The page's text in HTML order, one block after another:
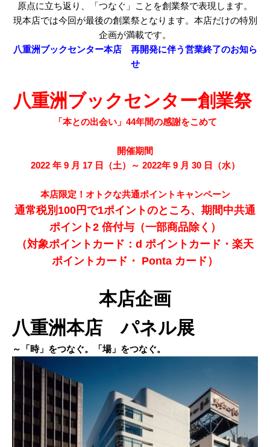
原点に立ち返り、「つなぐ」ことを創業祭で表現します。
現本店では今回が最後の創業祭となります。本店だけの特別
企画が満載です。
八重洲ブックセンター本店 再開発に伴う営業終了のお知ら
せ
八重洲ブックセンター創業祭
「本との出会い」44年間の感謝をこめて
開催期間
2022 年 9 月 17 日（土）～ 2022年 9 月 30 日（水）
本店限定！オトクな共通ポイントキャンペーン
通常税別100円で1ポイントのところ、期間中共通
ポイント2 倍付与（一部商品除く）
（対象ポイントカード： d ポイントカード・楽天
ポイントカード・ Ponta カード）
本店企画
八重洲本店 パネル展
～「時」をつなぐ。「場」をつなぐ。